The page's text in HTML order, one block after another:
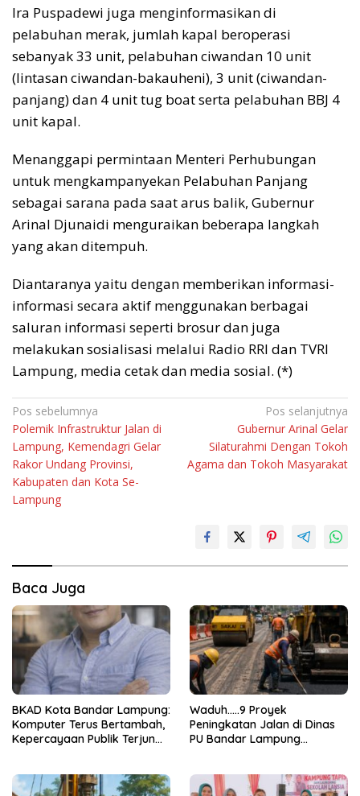
Ira Puspadewi juga menginformasikan di
pelabuhan merak, jumlah kapal beroperasi
sebanyak 33 unit, pelabuhan ciwandan 10 unit
(lintasan ciwandan-bakauheni), 3 unit (ciwandan-
panjang) dan 4 unit tug boat serta pelabuhan BBJ 4
unit kapal.
Menanggapi permintaan Menteri Perhubungan
untuk mengkampanyekan Pelabuhan Panjang
sebagai sarana pada saat arus balik, Gubernur
Arinal Djunaidi menguraikan beberapa langkah
yang akan ditempuh.
Diantaranya yaitu dengan memberikan informasi-
informasi secara aktif menggunakan berbagai
saluran informasi seperti brosur dan juga
melakukan sosialisasi melalui Radio RRI dan TVRI
Lampung, media cetak dan media sosial. (*)
Navigasi
pos
Pos sebelumnya
Polemik Infrastruktur Jalan di
Lampung, Kemendagri Gelar
Rakor Undang Provinsi,
Kabupaten dan Kota Se-
Lampung
Pos selanjutnya
Gubernur Arinal Gelar
Silaturahmi Dengan Tokoh
Agama dan Tokoh Masyarakat
Baca Juga
BKAD Kota Bandar Lampung:
Komputer Terus Bertambah,
Kepercayaan Publik Terjun
Waduh…..9 Proyek
Peningkatan Jalan di Dinas
PU Bandar Lampung